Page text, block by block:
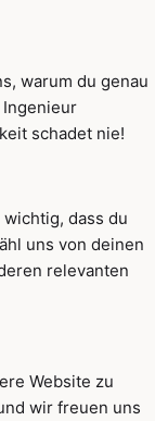
warum du genau
Ingenieur
schadet nie!
dass du
uns von deinen
relevanten
Website zu
wir freuen uns